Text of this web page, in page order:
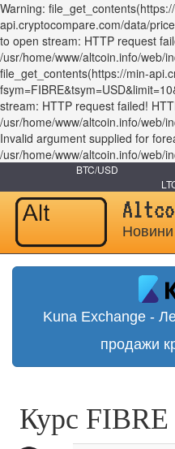
Warning:
api.cryptocompare.com/data/
to open stream: HTTP request
/usr/home/www/altcoin.info/web/
file_get_contents(https://min-
stream: HTTP request failed!
/usr/home/www/altcoin.info/web/
Invalid argument supplied for
/usr/home/www/altcoin.info/web/
BTC/USD
Kuna Exchange -
продажи
Курс